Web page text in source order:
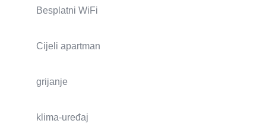
Besplatni WiFi
Cijeli apartman
grijanje
klima-uređaj